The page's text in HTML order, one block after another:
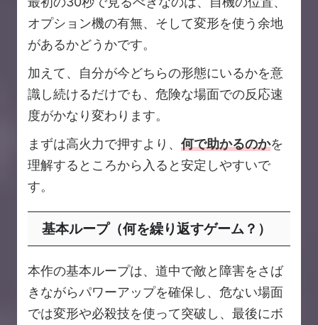
オプション機の有無、そして変形を使う余地
があるかどうかです。
加えて、自分が今どちらの形態にいるかを意
識し続けるだけでも、危険な場面での反応速
度がかなり変わります。
まずは高火力で押すより、 何で助かるのかを
理解するところから入ると安定しやすいで
す。
基本ループ（何を繰り返すゲーム？）
本作の基本ループは、道中で敵と障害をさば
きながらパワーアップを確保し、危ない場面
では変形や必殺技を使って突破し、最後にボ